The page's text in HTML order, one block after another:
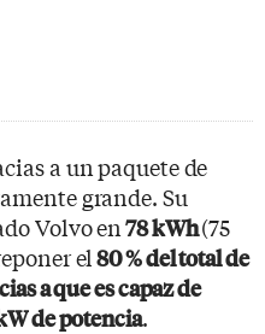
a un paquete de
grande. Su
Volvo en78 kWh(75
el 80 % del total de
a que es capaz de
de potencia.